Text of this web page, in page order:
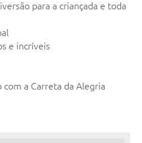
para a criançada e toda
e incríveis
a Carreta da Alegria